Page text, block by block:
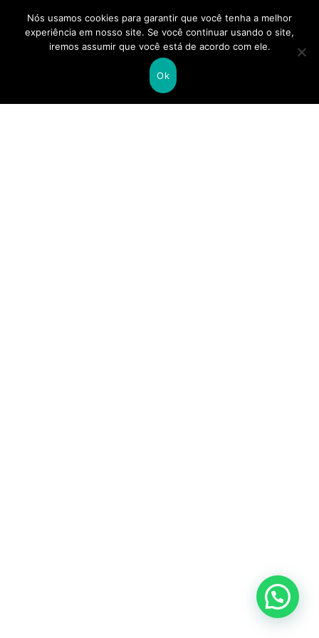
Nós usamos cookies para garantir que você tenha a melhor
experiência em nosso site. Se você continuar usando o site,
iremos assumir que você está de acordo com ele.
Ok